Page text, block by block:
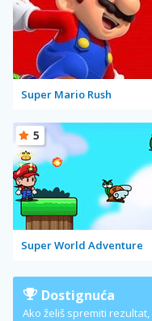
Super Mario Rush
Super World Adventure
5
Dostignuća
Ako želiš spremiti rezultat,